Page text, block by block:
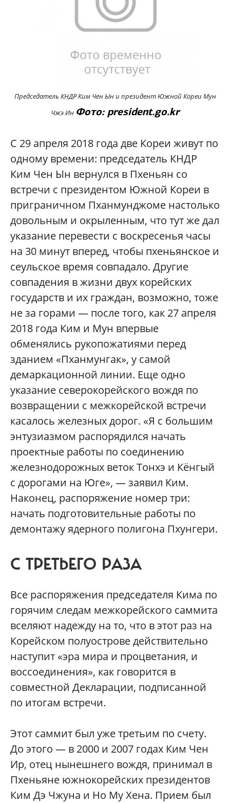
Председатель КНДР Ким Чен Ын и президент Южной Кореи Мун
Чжэ Ин Фото: president.go.kr
С 29 апреля 2018 года две Кореи живут по
одному времени: председатель КНДР
Ким Чен Ын вернулся в Пхеньян со
встречи с президентом Южной Кореи в
приграничном Пханмунджоме настолько
довольным и окрыленным, что тут же дал
указание перевести с воскресенья часы
на 30 минут вперед, чтобы пхеньянское и
сеульское время совпадало. Другие
совпадения в жизни двух корейских
государств и их граждан, возможно, тоже
не за горами — после того, как 27 апреля
2018 года Ким и Мун впервые
обменялись рукопожатиями перед
зданием «Пханмунгак», у самой
демаркационной линии. Еще одно
указание северокорейского вождя по
возвращении с межкорейской встречи
касалось железных дорог. «Я с большим
энтузиазмом распорядился начать
проектные работы по соединению
железнодорожных веток Тонхэ и Кёнгый
с дорогами на Юге», — заявил Ким.
Наконец, распоряжение номер три:
начать подготовительные работы по
демонтажу ядерного полигона Пхунгери.
С ТРЕТЬЕГО РАЗА
Все распоряжения председателя Кима по
горячим следам межкорейского саммита
вселяют надежду на то, что в этот раз на
Корейском полуострове действительно
наступит «эра мира и процветания, и
воссоединения», как говорится в
совместной Декларации, подписанной
по итогам встречи.
Этот саммит был уже третьим по счету.
До этого — в 2000 и 2007 годах Ким Чен
Ир, отец нынешнего вождя, принимал в
Пхеньяне южнокорейских президентов
Ким Дэ Чжуна и Но Му Хена. Прием был